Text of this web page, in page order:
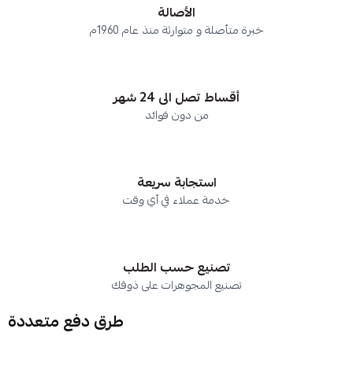
الأصالة
خبرة متأصلة و متوارثة منذ عام 1960م
أقساط تصل الى 24 شهر
من دون فوائد
استجابة سريعة
خدمة عملاء في أي وقت
تصنيع حسب الطلب
تصنيع المجوهرات على ذوقك
طرق دفع متعددة